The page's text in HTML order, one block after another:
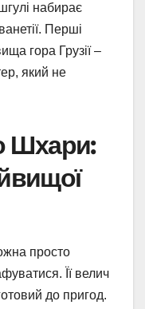
набирає
Перші
гора Грузії –
який не
Шхари:
просто
Її велич
до пригод.